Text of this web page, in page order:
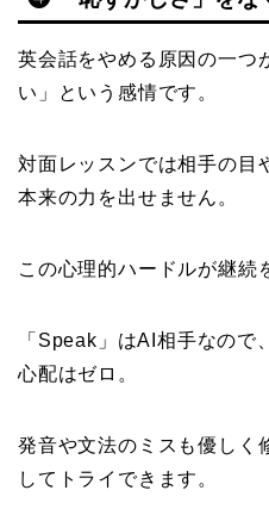
英会話をやめる原因の一つ
い」という感情です。
対面レッスンでは相手の目
本来の力を出せません。
この心理的ハードルが継続
「Speak」はAI相手なので
心配はゼロ。
発音や文法のミスも優しく
してトライできます。